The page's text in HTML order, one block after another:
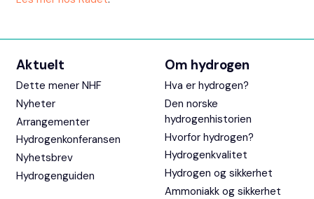
Aktuelt
Dette mener NHF
Nyheter
Arrangementer
Hydrogenkonferansen
Nyhetsbrev
Hydrogenguiden
Om hydrogen
Hva er hydrogen?
Den norske
hydrogenhistorien
Hvorfor hydrogen?
Hydrogenkvalitet
Hydrogen og sikkerhet
Ammoniakk og sikkerhet